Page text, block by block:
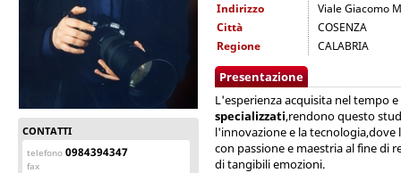
CONTATTI
telefono 0984394347
fax
Indirizzo
Viale Giacomo
Città
COSENZA
Regione
CALABRIA
Presentazione
L'esperienza acquisita nel tempo
specializzati,rendono questo
l'innovazione e la
con passione e maestria al fine di
di tangibili emozioni.